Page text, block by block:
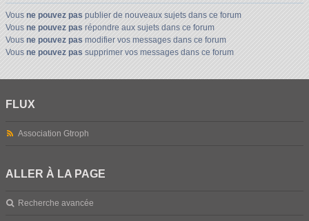
Vous ne pouvez pas publier de nouveaux sujets dans ce forum
Vous ne pouvez pas répondre aux sujets dans ce forum
Vous ne pouvez pas modifier vos messages dans ce forum
Vous ne pouvez pas supprimer vos messages dans ce forum
FLUX
Association Gtroph
ALLER À LA PAGE
Recherche avancée